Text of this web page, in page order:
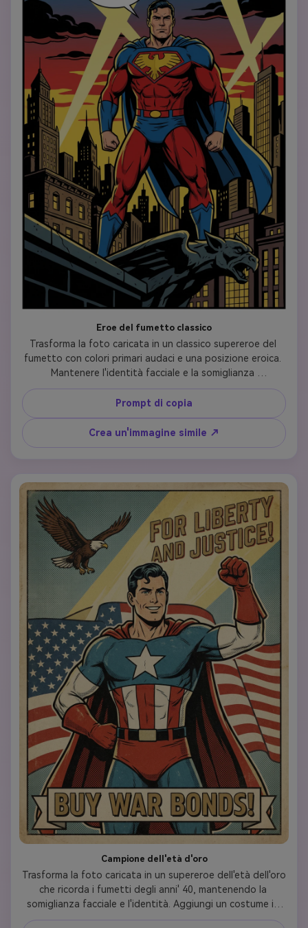
Eroe del fumetto classico
Trasforma la foto caricata in un classico supereroe del
fumetto con colori primari audaci e una posizione eroica.
Mantenere l'identità facciale e la somiglianza
aggiungendo un vivace costume rosso e blu con un
emblema dorato sul petto. Posiziona il personaggio in
una potente posa in piedi sullo sfondo dello skyline della
città, con contorni forti e ombreggiatura dinamica del
fumetto che preserva le caratteristiche distintive della
Prompt di copia
Crea un'immagine simile ↗
Campione dell'età d'oro
Trasforma la foto caricata in un supereroe dell'età dell'oro
che ricorda i fumetti degli anni' 40, mantenendo la
somiglianza facciale e l'identità. Aggiungi un costume in
stile retrò con un emblema di stella, una tavolozza di